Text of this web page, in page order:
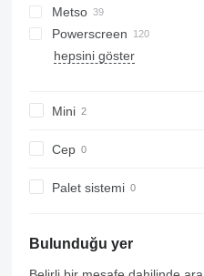
Fullstar
MCK
ME
Novum
ZSW
R-series
S-series
V-series
Metso
Lokotrack
Nordberg
Powerscreen
Chieftain
MPB
CS
Remax
QA
820
683
T5
1412
Orbital 3000
hepsini göster
Mini
Cep
Palet sistemi
Bulunduğu yer